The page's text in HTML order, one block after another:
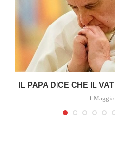
IL PAPA DICE CHE IL
1